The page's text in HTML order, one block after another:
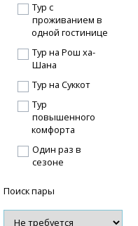
Тур с
проживанием в
одной гостинице
Тур на Рош ха-
Шана
Тур на Суккот
Тур
повышенного
комфорта
Один раз в
сезоне
Поиск пары